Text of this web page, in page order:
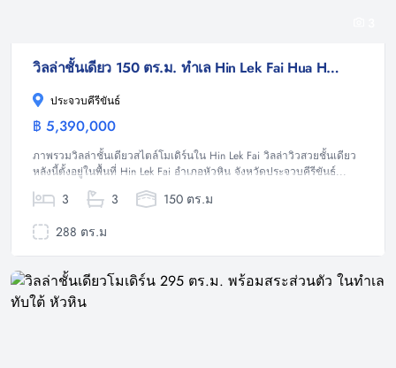
วิลล่าชั้นเดียว 150 ตร.ม. ทำเล Hin Lek Fai Hua Hin พร้อมที่ดิน 288 ตร.ม.
ประจวบคีรีขันธ์
฿ 5,390,000
ภาพรวมวิลล่าชั้นเดียวสไตล์โมเดิร์นใน Hin Lek Fai วิลล่าวิวสวยชั้นเดียว
หลังนี้ตั้งอยู่ในพื้นที่ Hin Lek Fai อำเภอหัวหิน จังหวัดประจวบคีรีขันธ์...
3 3
150 ตร.ม
288 ตร.ม